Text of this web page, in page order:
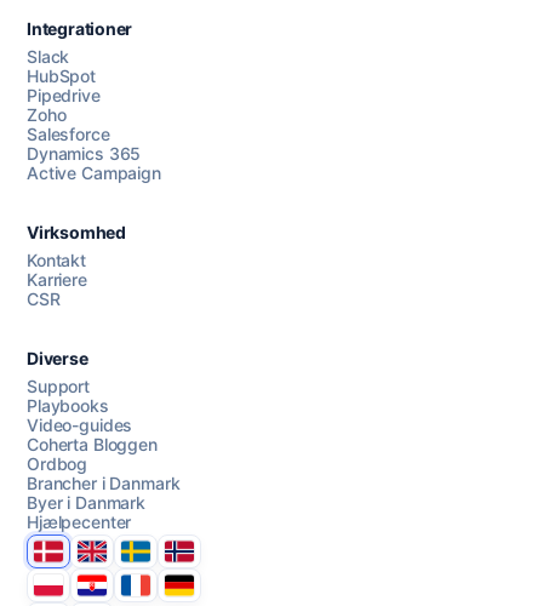
Chat med os
AI Campaign Assist
Integrationer
Slack
HubSpot
Pipedrive
Zoho
Salesforce
Dynamics 365
Active Campaign
Virksomhed
Kontakt
Karriere
CSR
Diverse
Support
Playbooks
Video-guides
Coherta Bloggen
Ordbog
Brancher i Danmark
Byer i Danmark
Hjælpecenter
DanmarkUnited Kingdom
SverigeNorge
PolskaHrvatskaFranceDeutschland